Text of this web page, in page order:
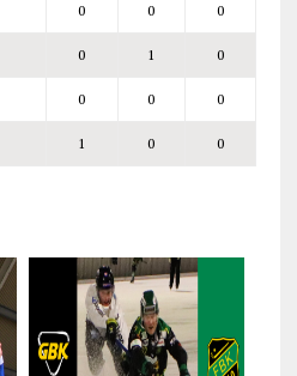
0 0 0
0 1 0
0 0 0
1 0 0